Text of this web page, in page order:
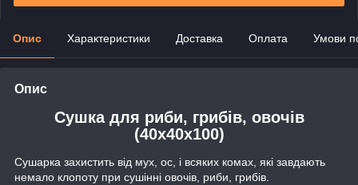
Опис Характеристики Доставка Оплата Умови
Опис
Сушка для риби, грибів, овочів
(40х40х100)
Сушарка захистить від мух, ос, і всяких комах, які завдають
немало клопоту при сушінні овочів, риби, грибів.